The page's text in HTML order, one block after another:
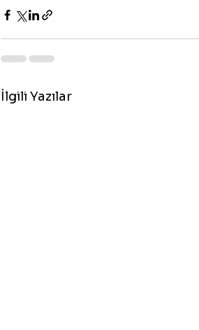
İlgili Yazılar